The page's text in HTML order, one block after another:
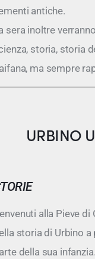
antiche.
sera inoltre
storia, storia
ma sempre
URBINO
alla Pieve
storia di Urbino
della sua infanzia.